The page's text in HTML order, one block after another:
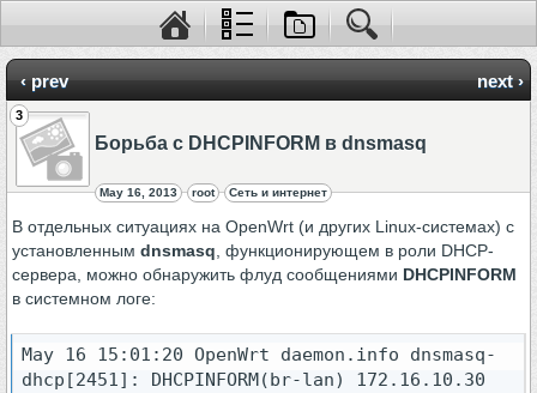
‹ prev next ›
3
Борьба с DHCPINFORM в dnsmasq
May 16, 2013 root Сеть и интернет
В отдельных ситуациях на OpenWrt (и других Linux-системах) с
установленным dnsmasq , функционирующем в роли DHCP-
сервера, можно обнаружить флуд сообщениями DHCPINFORM
в системном логе:
May 16 15:01:20 OpenWrt daemon.info dnsmasq-
dhcp[2451]: DHCPINFORM(br-lan) 172.16.10.30